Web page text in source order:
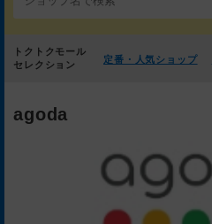
トクトクモール
セレクション
定番・人気ショップ
agoda